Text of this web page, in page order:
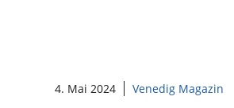
4. Mai 2024 Venedig Magazin